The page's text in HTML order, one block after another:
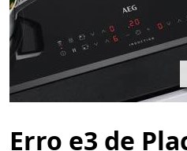
Erro e3 de